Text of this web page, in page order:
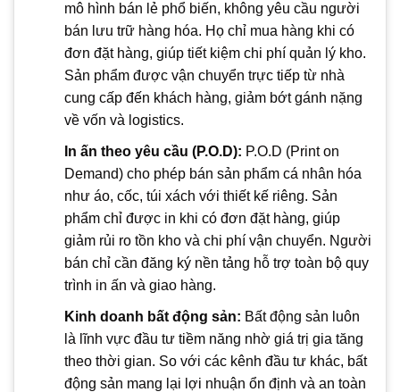
mô hình bán lẻ phổ biến, không yêu cầu người
bán lưu trữ hàng hóa. Họ chỉ mua hàng khi có
đơn đặt hàng, giúp tiết kiệm chi phí quản lý kho.
Sản phẩm được vận chuyển trực tiếp từ nhà
cung cấp đến khách hàng, giảm bớt gánh nặng
về vốn và logistics.
In ấn theo yêu cầu (P.O.D): P.O.D (Print on
Demand) cho phép bán sản phẩm cá nhân hóa
như áo, cốc, túi xách với thiết kế riêng. Sản
phẩm chỉ được in khi có đơn đặt hàng, giúp
giảm rủi ro tồn kho và chi phí vận chuyển. Người
bán chỉ cần đăng ký nền tảng hỗ trợ toàn bộ quy
trình in ấn và giao hàng.
Kinh doanh bất động sản: Bất động sản luôn
là lĩnh vực đầu tư tiềm năng nhờ giá trị gia tăng
theo thời gian. So với các kênh đầu tư khác, bất
động sản mang lại lợi nhuận ổn định và an toàn